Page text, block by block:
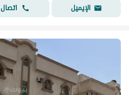
الإيميل
اتصال